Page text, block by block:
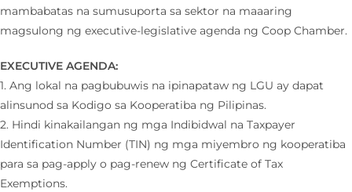
mambabatas na sumusuporta sa sektor na maaaring
magsulong ng executive-legislative agenda ng Coop Chamber.
EXECUTIVE AGENDA:
1. Ang lokal na pagbubuwis na ipinapataw ng LGU ay dapat
alinsunod sa Kodigo sa Kooperatiba ng Pilipinas.
2. Hindi kinakailangan ng mga Indibidwal na Taxpayer
Identification Number (TIN) ng mga miyembro ng kooperatiba
para sa pag-apply o pag-renew ng Certificate of Tax
Exemptions.